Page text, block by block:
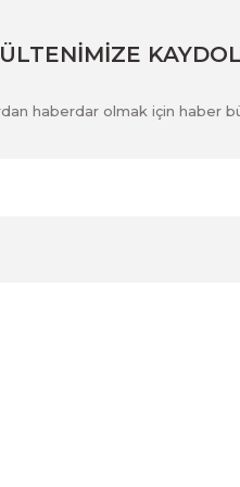
haberdar olmak için haber